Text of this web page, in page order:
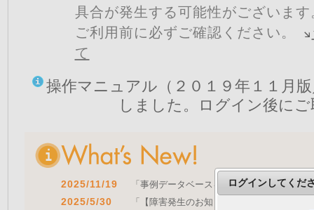
具合が発生する可能性がございます
ご利用前に必ずご確認ください。
て
操作マニュアル（２０１９年１１月
しました。ログイン後に
2025/11/19 「事例データベースを公開しました」 をア
2025/5/30 「【障害発生のお知らせ｜復旧済み】Web
ログインしてくだ